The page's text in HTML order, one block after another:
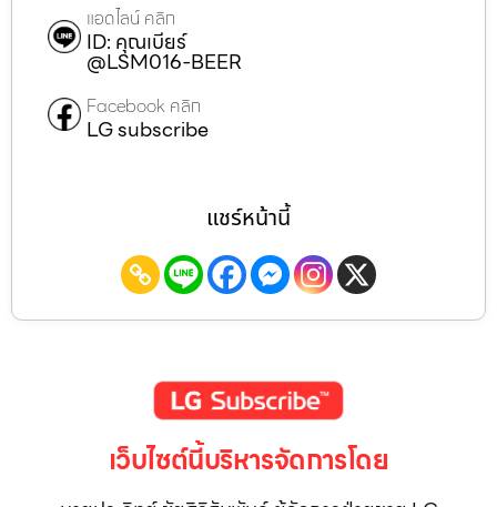
แอดไลน์ คลิก
ID: คุณเบียร์
@LSM016-BEER
Facebook คลิก
LG subscribe
แชร์หน้านี้
เว็บไซต์นี้บริหารจัดการโดย